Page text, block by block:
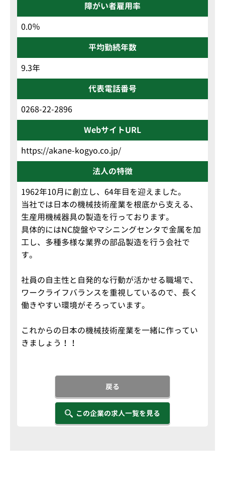
障がい者雇用率
0.0％
平均勤続年数
9.3年
代表電話番号
0268-22-2896
WebサイトURL
https://akane-kogyo.co.jp/
法人の特徴
1962年10月に創立し、64年目を迎えました。
当社では日本の機械技術産業を根底から支える、
生産用機械器具の製造を行っております。
具体的にはNC旋盤やマシニングセンタで金属を加
工し、多種多様な業界の部品製造を行う会社で
す。
社員の自主性と自発的な行動が活かせる職場で、
ワークライフバランスを重視しているので、長く
働きやすい環境がそろっています。
これからの日本の機械技術産業を一緒に作ってい
きましょう！！
戻る
この企業の求人一覧を見る